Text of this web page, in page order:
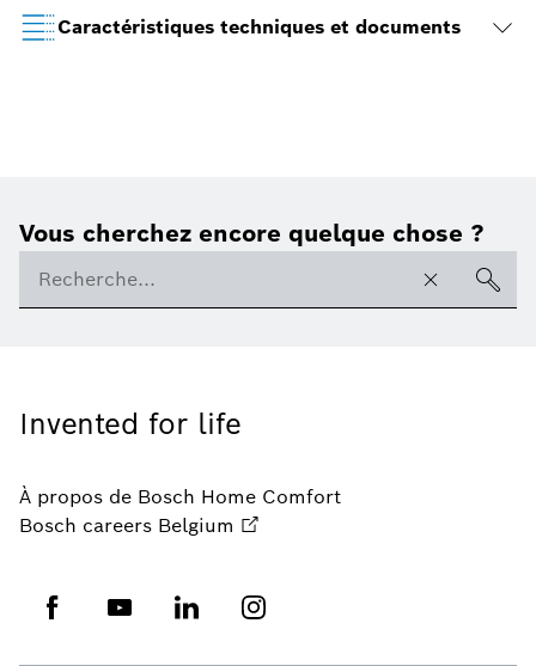
Caractéristiques techniques et documents
Vous cherchez encore quelque chose ?
Invented for life
À propos de Bosch Home Comfort
Bosch careers Belgium